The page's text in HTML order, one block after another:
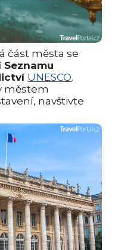
část města se
UNESCO.
městem
navštivte